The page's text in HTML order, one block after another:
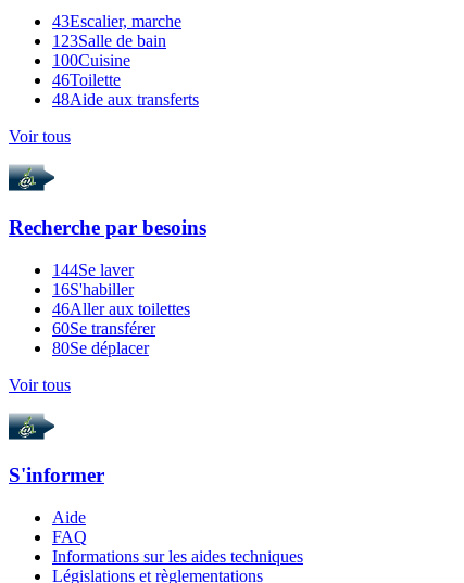
43Escalier, marche
123Salle de bain
100Cuisine
46Toilette
48Aide aux transferts
Voir tous
Recherche par besoins
144Se laver
16S'habiller
46Aller aux toilettes
60Se transférer
80Se déplacer
Voir tous
S'informer
Aide
FAQ
Informations sur les aides techniques
Législations et règlementations